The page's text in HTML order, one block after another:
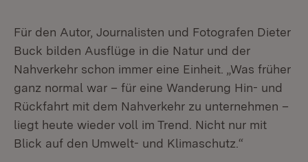
Für den Autor, Journalisten und Fotografen Dieter
Buck bilden Ausflüge in die Natur und der
Nahverkehr schon immer eine Einheit. „Was früher
ganz normal war – für eine Wanderung Hin- und
Rückfahrt mit dem Nahverkehr zu unternehmen –
liegt heute wieder voll im Trend. Nicht nur mit
Blick auf den Umwelt- und Klimaschutz.“